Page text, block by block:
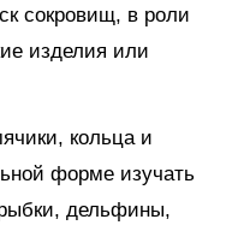
сокровищ, в роли
изделия или
кольца и
форме изучать
дельфины,